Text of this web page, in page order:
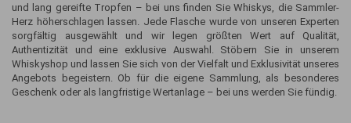
und lang gereifte Tropfen – bei uns finden Sie Whiskys, die Sammler-
Herz höherschlagen lassen. Jede Flasche wurde von unseren Experten
sorgfältig ausgewählt und wir legen größten Wert auf Qualität,
Authentizität und eine exklusive Auswahl. Stöbern Sie in unserem
Whiskyshop und lassen Sie sich von der Vielfalt und Exklusivität unseres
Angebots begeistern. Ob für die eigene Sammlung, als besonderes
Geschenk oder als langfristige Wertanlage – bei uns werden Sie fündig.